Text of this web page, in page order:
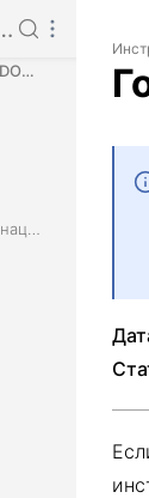
БАЗА ЗНАНИЙ «НЕЙРОСЕТИ | ILOVEDOCS»